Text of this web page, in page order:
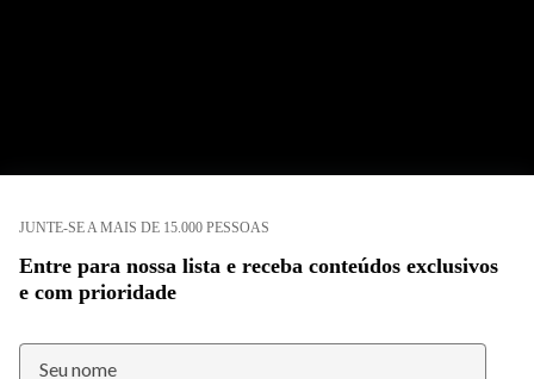
JUNTE-SE A MAIS DE 15.000 PESSOAS
Entre para nossa lista e receba conteúdos exclusivos
e com prioridade